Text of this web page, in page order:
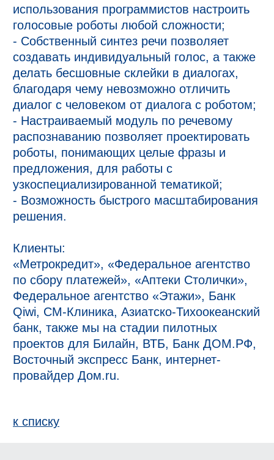
использования программистов настроить
голосовые роботы любой сложности;
- Собственный синтез речи позволяет
создавать индивидуальный голос, а также
делать бесшовные склейки в диалогах,
благодаря чему невозможно отличить
диалог с человеком от диалога с роботом;
- Настраиваемый модуль по речевому
распознаванию позволяет проектировать
роботы, понимающих целые фразы и
предложения, для работы с
узкоспециализированной тематикой;
- Возможность быстрого масштабирования
решения.
Клиенты:
«Метрокредит», «Федеральное агентство
по сбору платежей», «Аптеки Столички»,
Федеральное агентство «Этажи», Банк
Qiwi, СМ-Клиника, Азиатско-Тихоокеанский
банк, также мы на стадии пилотных
проектов для Билайн, ВТБ, Банк ДОМ.РФ,
Восточный экспресс Банк, интернет-
к спиcку